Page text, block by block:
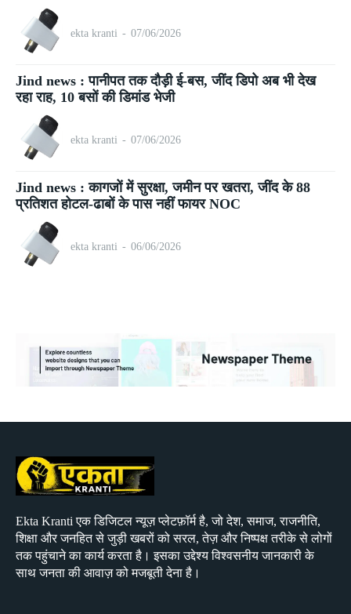
ekta kranti - 07/06/2026
Jind news : पानीपत तक दौड़ी ई-बस, जींद डिपो अब भी देख
रहा राह, 10 बसों की डिमांड भेजी
ekta kranti - 07/06/2026
Jind news : कागजों में सुरक्षा, जमीन पर खतरा, जींद के 88
प्रतिशत होटल-ढाबों के पास नहीं फायर NOC
ekta kranti - 06/06/2026
Ekta Kranti एक डिजिटल न्यूज़ प्लेटफ़ॉर्म है, जो देश, समाज, राजनीति,
शिक्षा और जनहित से जुड़ी खबरों को सरल, तेज़ और निष्पक्ष तरीके से लोगों
तक पहुंचाने का कार्य करता है। इसका उद्देश्य विश्वसनीय जानकारी के
साथ जनता की आवाज़ को मजबूती देना है।